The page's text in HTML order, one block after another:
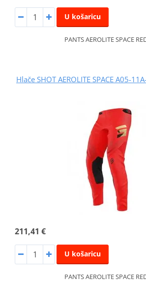
U košaricu
PANTS AEROLITE SPACE
Hlače SHOT AEROLITE SPACE A05-
211,41 €
U košaricu
PANTS AEROLITE SPACE